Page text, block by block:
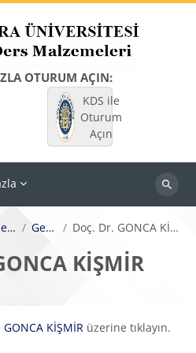
OTURUM AÇIN:
KDS ile
Oturum
Açın
Dersleri
ALM 253 Edebi Metin İncelemeleri Genel Doç. Dr. GONCA KİŞMİR
KİŞMİR
KİŞMİR üzerine tıklayın.